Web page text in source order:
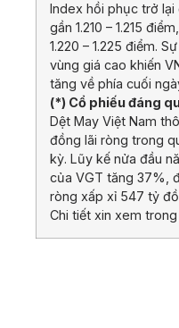
Index hồi phục trở
gần 1.210 – 1.215
1.220 – 1.225 điểm.
vùng giá cao khiến
tăng về phía cuối
(*) Cổ phiếu đáng
Dệt May Việt Nam
đồng lãi ròng trong
kỳ. Lũy kế nửa đầu
của VGT tăng 37%,
ròng xấp xỉ 547 tỷ
Chi tiết xin xem